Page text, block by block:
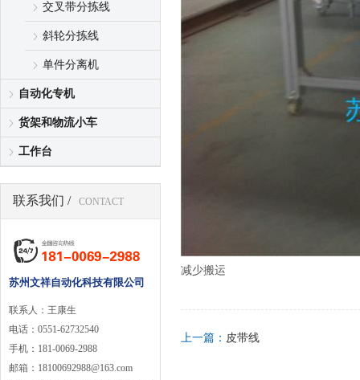
交叉带分拣线
斜轮分拣线
单件分离机
自动化专机
货架和物流小车
工作台
联系我们 / CONTACT
苏州文祥自动化科技有限公司
联系人：王康生
电话 ： 0551-62732540
手机 ： 181-0069-2988
邮箱 ： 18100692988@163.com
减少搬运
上一篇： 皮带线